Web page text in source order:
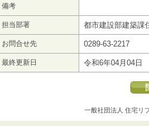
備考
担当部署 都市建設部建築課
お問合せ先 0289-63-2217
最終更新日 令和6年04月04日
一般社団法人 住宅リ